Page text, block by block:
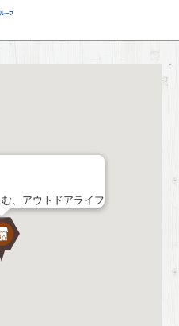
、アウトドアライフ